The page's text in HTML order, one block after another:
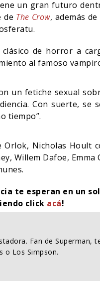
un gran futuro
de The Crow, además
de horror a
al famoso
un fetiche sexual
Con suerte, se
tiempo”.
Nicholas Hoult
Willem Dafoe, Emma
te esperan en un
click acá!
Fan de Superman,
o Los Simpson.